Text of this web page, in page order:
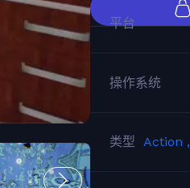
平台
操作系统
类型 Action ,